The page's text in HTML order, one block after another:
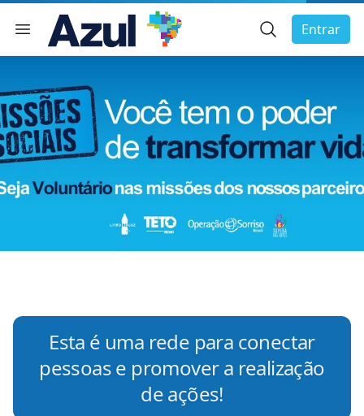
Menu de navegação
Busca Geral
Entrar
Esta é uma rede para conectar
pessoas e promover a realização
de ações!